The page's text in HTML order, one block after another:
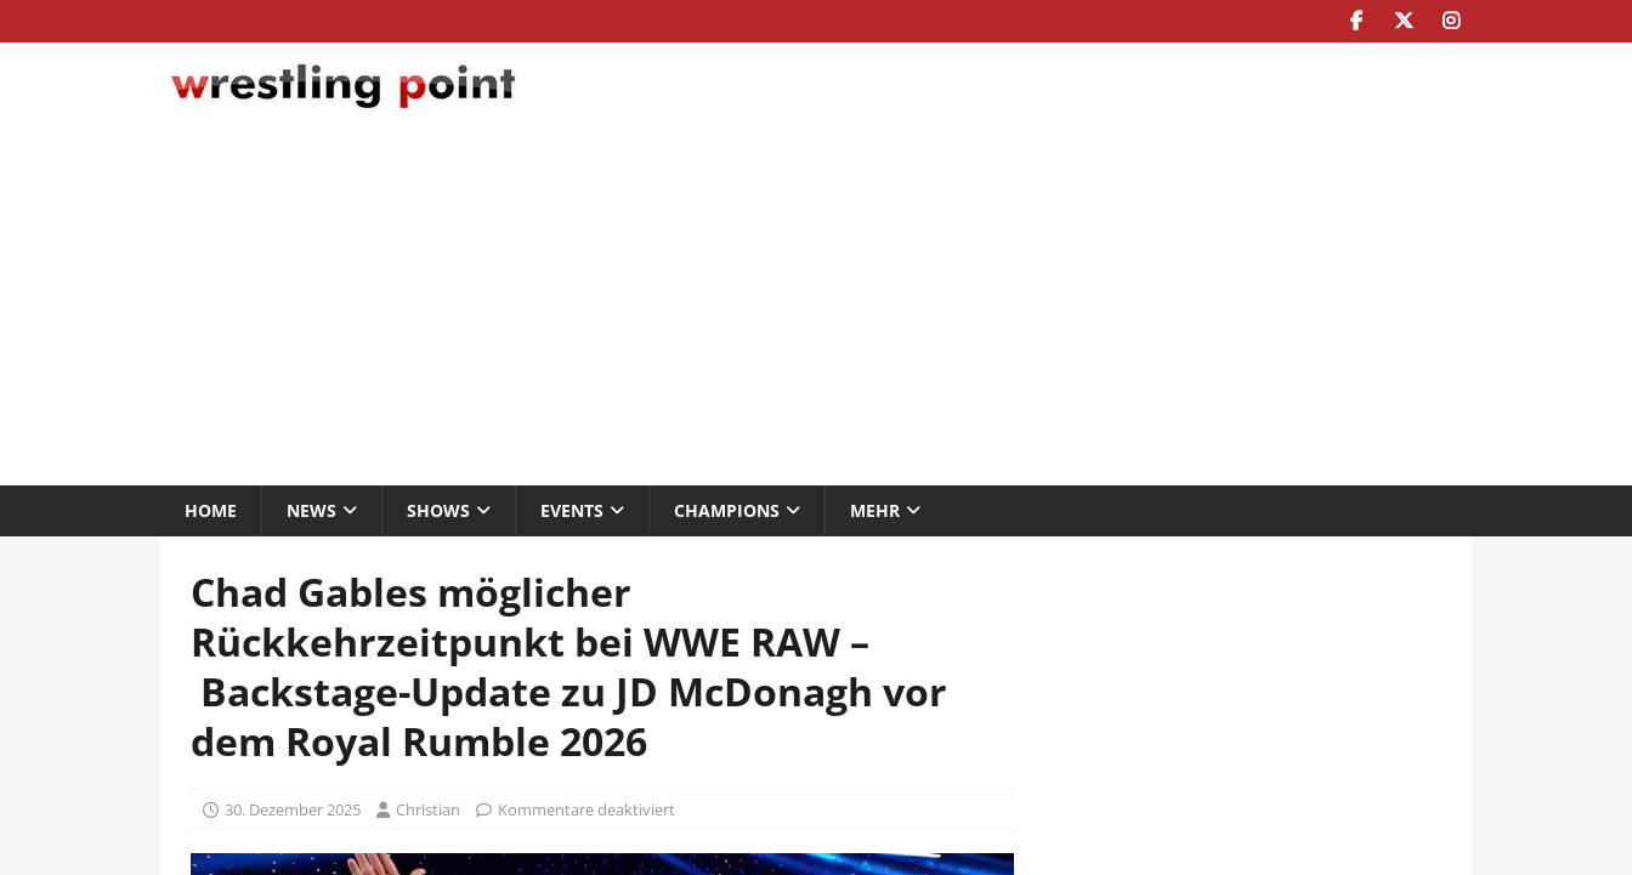
HOME NEWS SHOWS EVENTS CHAMPIONS MEHR
Chad Gables möglicher
Rückkehrzeitpunkt bei WWE RAW –
Backstage-Update zu JD McDonagh vor
dem Royal Rumble 2026
30. Dezember 2025 Christian Kommentare deaktiviert